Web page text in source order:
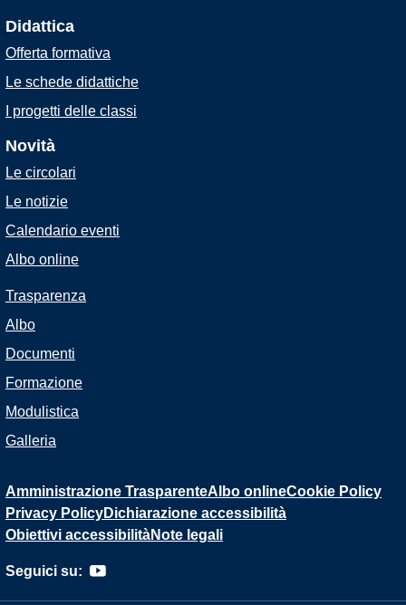
Didattica
Offerta formativa
Le schede didattiche
I progetti delle classi
Novità
Le circolari
Le notizie
Calendario eventi
Albo online
Trasparenza
Albo
Documenti
Formazione
Modulistica
Galleria
Amministrazione TrasparenteAlbo onlineCookie Policy
Privacy PolicyDichiarazione accessibilità
Obiettivi accessibilitàNote legali
Seguici su: